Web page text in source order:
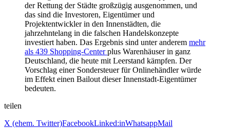
der Rettung der Städte großzügig ausgenommen, und
das sind die Investoren, Eigentümer und
Projektentwickler in den Innenstädten, die
jahrzehntelang in die falschen Handelskonzepte
investiert haben. Das Ergebnis sind unter anderem mehr
als 439 Shopping-Centerplus Warenhäuser in ganz
Deutschland, die heute mit Leerstand kämpfen. Der
Vorschlag einer Sondersteuer für Onlinehändler würde
im Effekt einen Bailout dieser Innenstadt-Eigentümer
bedeuten.
teilen
X (ehem. Twitter)FacebookLinked:inWhatsappMail